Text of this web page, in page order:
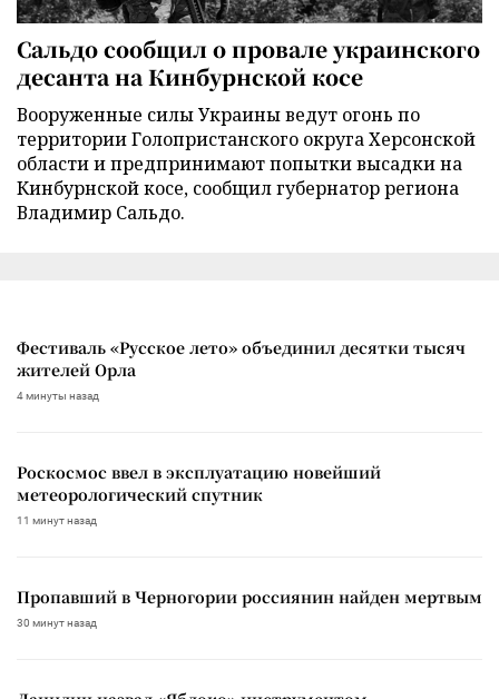
Сальдо сообщил о провале украинского
десанта на Кинбурнской косе
Вооруженные силы Украины ведут огонь по
территории Голопристанского округа Херсонской
области и предпринимают попытки высадки на
Кинбурнской косе, сообщил губернатор региона
Владимир Сальдо.
Фестиваль «Русское лето» объединил десятки тысяч
жителей Орла
4 минуты назад
Роскосмос ввел в эксплуатацию новейший
метеорологический спутник
11 минут назад
Пропавший в Черногории россиянин найден мертвым
30 минут назад